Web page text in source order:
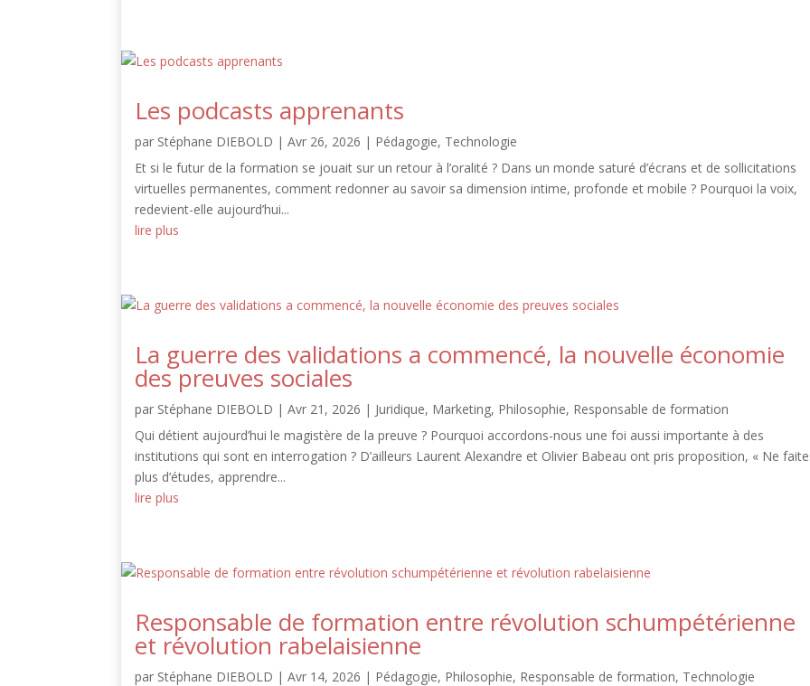
Les podcasts apprenants
par Stéphane DIEBOLD |Avr 26, 2026 | Pédagogie, Technologie
Et si le futur de la formation se jouait sur un retour à l’oralité ? Dans un monde saturé d’écrans et de sollicitations
virtuelles permanentes, comment redonner au savoir sa dimension intime, profonde et mobile ? Pourquoi la voix,
redevient-elle aujourd’hui...
lire plus
La guerre des validations a commencé, la nouvelle économie
des preuves sociales
par Stéphane DIEBOLD |Avr 21, 2026 | Juridique, Marketing, Philosophie, Responsable de formation
Qui détient aujourd’hui le magistère de la preuve ? Pourquoi accordons-nous une foi aussi importante à des
institutions qui sont en interrogation ? D’ailleurs Laurent Alexandre et Olivier Babeau ont pris proposition, « Ne
plus d’études, apprendre...
lire plus
Responsable de formation entre révolution schumpétérienne
et révolution rabelaisienne
par Stéphane DIEBOLD |Avr 14, 2026 | Pédagogie, Philosophie, Responsable de formation, Technologie